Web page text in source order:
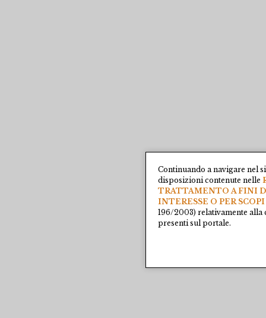
Continuando a navigare nel
disposizioni contenute nelle
TRATTAMENTO A FINI
INTERESSE O PER
196/2003) relativamente
presenti sul portale.